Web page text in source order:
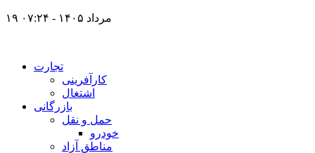
۱۹ مرداد ۱۴۰۵ - ۰۷:۲۴
تجارت
کارآفرینی
اشتغال
بازرگانی
حمل و نقل
خودرو
مناطق آزاد